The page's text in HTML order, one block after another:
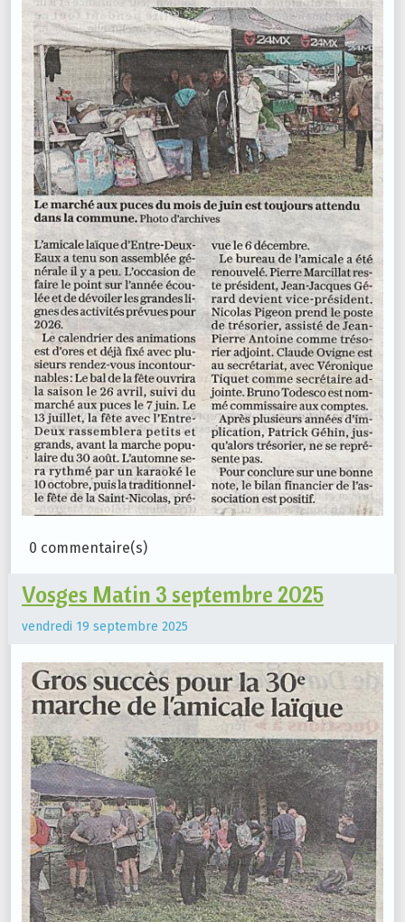
0 commentaire(s)
Vosges Matin 3 septembre 2025
vendredi 19 septembre 2025